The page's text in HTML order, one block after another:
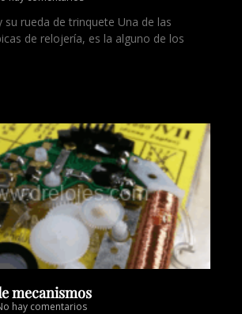
rueda de trinquete Una de las
de relojería, es la alguno de los
mecanismos
hay comentarios